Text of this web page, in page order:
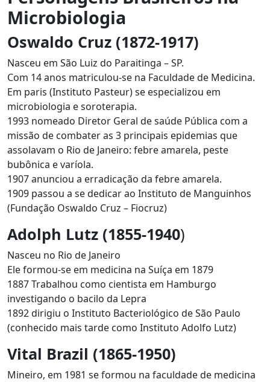
Microbiologia
Oswaldo Cruz (1872-1917)
Nasceu em São Luiz do Paraitinga – SP.
Com 14 anos matriculou-se na Faculdade de Medicina.
Em paris (Instituto Pasteur) se especializou em
microbiologia e soroterapia.
1993 nomeado Diretor Geral de saúde Pública com a
missão de combater as 3 principais epidemias que
assolavam o Rio de Janeiro: febre amarela, peste
bubônica e varíola.
1907 anunciou a erradicação da febre amarela.
1909 passou a se dedicar ao Instituto de Manguinhos
(Fundação Oswaldo Cruz – Fiocruz)
Adolph Lutz (1855-1940)
Nasceu no Rio de Janeiro
Ele formou-se em medicina na Suíça em 1879
1887 Trabalhou como cientista em Hamburgo
investigando o bacilo da Lepra
1892 dirigiu o Instituto Bacteriológico de São Paulo
(conhecido mais tarde como Instituto Adolfo Lutz)
Vital Brazil (1865-1950)
Mineiro, em 1981 se formou na faculdade de medicina